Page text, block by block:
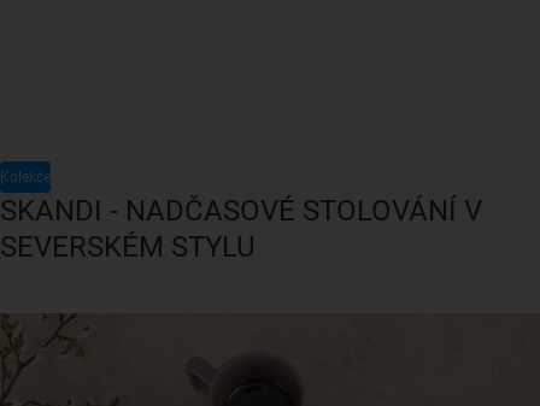
Kolekce
SKANDI - NADČASOVÉ STOLOVÁNÍ V
SEVERSKÉM STYLU